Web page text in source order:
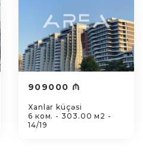
909000 ₼
Xanlar küçəsi
6 ком. - 303.00 м2 -
14/19